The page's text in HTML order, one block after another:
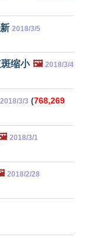
2018/3/5
缩小 🖼️ 2018/3/4
2018/3/3 (768,269
2018/3/1
2018/2/28